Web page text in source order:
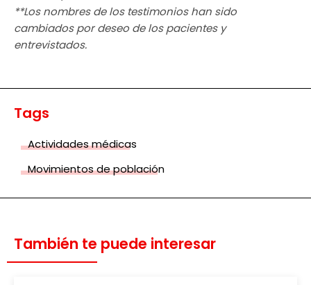
**Los nombres de los testimonios han sido
cambiados por deseo de los pacientes y
entrevistados.
Tags
Actividades médicas
Movimientos de población
También te puede interesar